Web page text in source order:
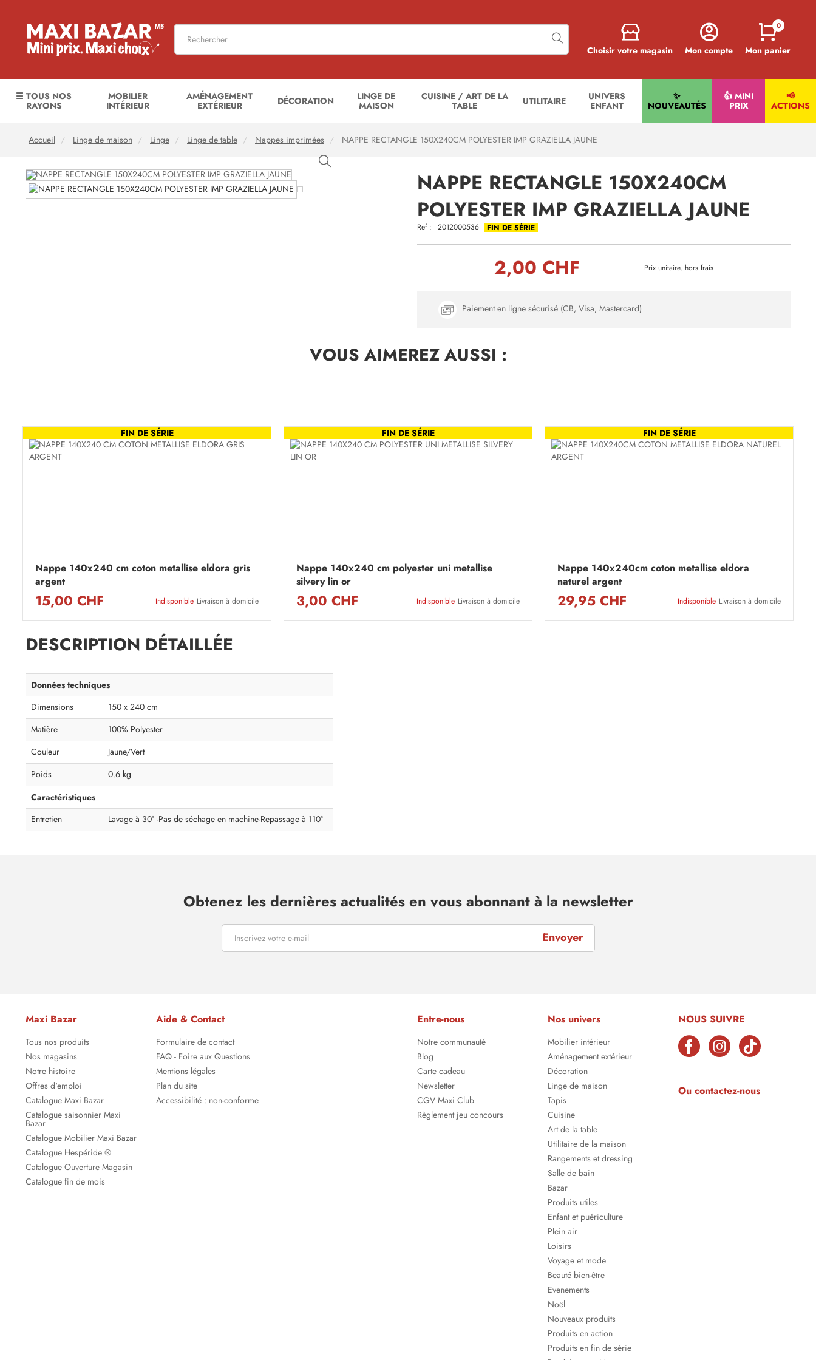
Choisir votre magasin Mon compte Mon panier
0
☰ TOUS NOS
RAYONS
MOBILIER
INTÉRIEUR
AMÉNAGEMENT
EXTÉRIEUR
DÉCORATION
LINGE DE
MAISON
CUISINE / ART DE LA
TABLE
UTILITAIRE
UNIVERS
ENFANT
✨
NOUVEAUTÉS
👍 MINI
PRIX
📢
ACTIONS
Accueil Linge de maison Linge Linge de table Nappes imprimées NAPPE RECTANGLE 150X240CM POLYESTER IMP GRAZIELLA JAUNE
NAPPE RECTANGLE 150X240CM
POLYESTER IMP GRAZIELLA JAUNE
Ref : 2012000536 FIN DE SÉRIE
2,00 CHF Prix unitaire, hors frais
Paiement en ligne sécurisé (CB, Visa, Mastercard)
VOUS AIMEREZAUSSI :
FIN DE SÉRIE
Nappe 140x240 cm coton metallise eldora gris
argent
15,00 CHF Indisponible Livraison à domicile
FIN DE SÉRIE
Nappe 140x240 cm polyester uni metallise
silvery lin or
3,00 CHF Indisponible Livraison à domicile
FIN DE SÉRIE
Nappe 140x240cm coton metallise eldora
naturel argent
29,95 CHF Indisponible Livraison à domicile
DESCRIPTION DÉTAILLÉE
Données techniques
Dimensions
150 x 240 cm
Matière
100% Polyester
Couleur
Jaune/Vert
Poids
0.6 kg
Caractéristiques
Entretien Lavage à 30° -Pas de séchage en machine-Repassage à 110°
Obtenez les dernières actualités en vous abonnant à la newsletter
Envoyer
Maxi Bazar
Tous nos produits
Nos magasins
Notre histoire
Offres d'emploi
Catalogue Maxi Bazar
Catalogue saisonnier Maxi
Bazar
Catalogue Mobilier Maxi Bazar
Catalogue Hespéride ®
Catalogue Ouverture Magasin
Catalogue fin de mois
Aide & Contact
Formulaire de contact
FAQ - Foire aux Questions
Mentions légales
Plan du site
Accessibilité : non-conforme
Entre-nous
Notre communauté
Blog
Carte cadeau
Newsletter
CGV Maxi Club
Règlement jeu concours
Nos univers
Mobilier intérieur
Aménagement extérieur
Décoration
Linge de maison
Tapis
Cuisine
Art de la table
Utilitaire de la maison
Rangements et dressing
Salle de bain
Bazar
Produits utiles
Enfant et puériculture
Plein air
Loisirs
Voyage et mode
Beauté bien-être
Evenements
Noël
Nouveaux produits
Produits en action
Produits en fin de série
NOUS SUIVRE
Ou contactez-nous